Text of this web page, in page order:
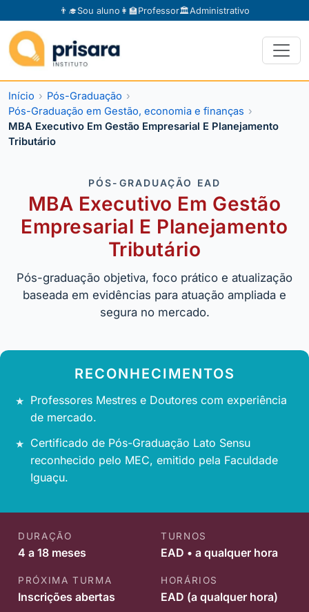
👨‍🎓Sou aluno 👩‍🏫Professor🏛️Administrativo
Início
Pós-Graduação
Pós-Graduação em Gestão, economia e finanças
MBA Executivo Em Gestão Empresarial E Planejamento
Tributário
PÓS-GRADUAÇÃO EAD
MBA Executivo Em Gestão
Empresarial E Planejamento
Tributário
Pós-graduação objetiva, foco prático e atualização
baseada em evidências para atuação ampliada e
segura no mercado.
RECONHECIMENTOS
Professores Mestres e Doutores com experiência
de mercado.
Certificado de Pós-Graduação Lato Sensu
reconhecido pelo MEC, emitido pela Faculdade
Iguaçu.
DURAÇÃO
4 a 18 meses
TURNOS
EAD • a qualquer hora
PRÓXIMA TURMA
Inscrições abertas
HORÁRIOS
EAD (a qualquer hora)